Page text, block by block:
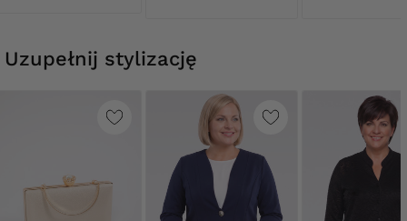
Uzupełnij stylizację